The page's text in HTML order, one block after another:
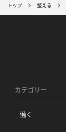
トップ 整える
カテゴリー
働く